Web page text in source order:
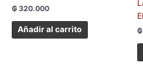
₲ 320.000
Añadir al carrito ₲